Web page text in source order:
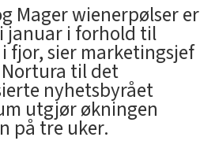
Mager wienerpølser er
januar i forhold til
fjor, sier marketingsjef
Nortura til det
nyhetsbyrået
utgjør økningen
på tre uker.